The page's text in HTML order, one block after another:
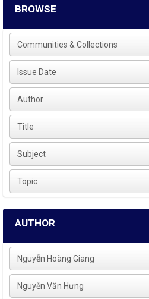
BROWSE
Communities & Collections
Issue Date
Author
Title
Subject
Topic
AUTHOR
Nguyễn Hoàng Giang
Nguyễn Văn Hưng